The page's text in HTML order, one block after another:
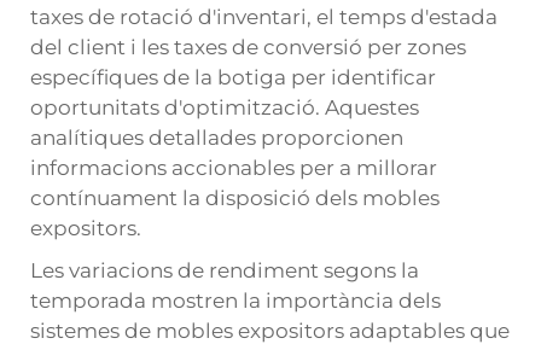
taxes de rotació d'inventari, el temps d'estada
del client i les taxes de conversió per zones
específiques de la botiga per identificar
oportunitats d'optimització. Aquestes
analítiques detallades proporcionen
informacions accionables per a millorar
contínuament la disposició dels mobles
expositors.
Les variacions de rendiment segons la
temporada mostren la importància dels
sistemes de mobles expositors adaptables que